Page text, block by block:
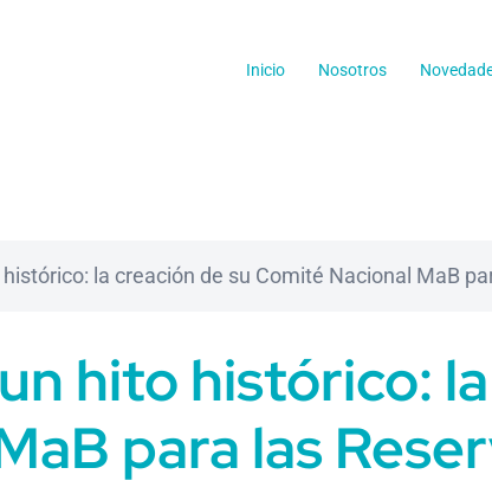
Inicio Nosotros
la creación de su Comité Nacional MaB
hito histórico:
para las